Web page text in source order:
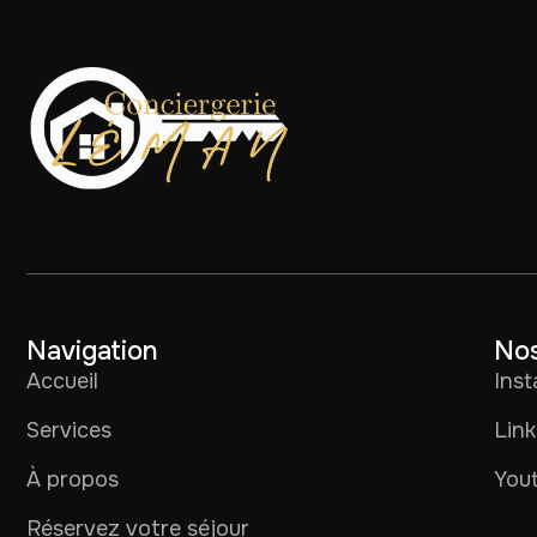
Navigation
Accueil
Services
À propos
Réservez votre séjour